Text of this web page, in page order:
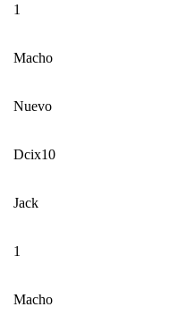
1
Macho
Nuevo
Dcix10
Jack
1
Macho